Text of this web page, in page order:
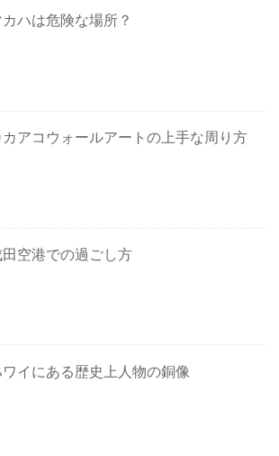
カハは危険な場所？
カアコウォールアートの上手な周り方
田空港での過ごし方
イにある歴史上人物の銅像